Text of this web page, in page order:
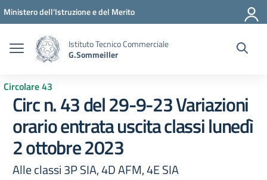
Vai ai contenuti
Vai al menu di navigazione
Vai al footer
Ministero dell'Istruzione e del Merito
Istituto Tecnico Commerciale
G.Sommeiller
Circolare 43
Circ n. 43 del 29-9-23 Variazioni
orario entrata uscita classi lunedì
2 ottobre 2023
Alle classi 3P SIA, 4D AFM, 4E SIA